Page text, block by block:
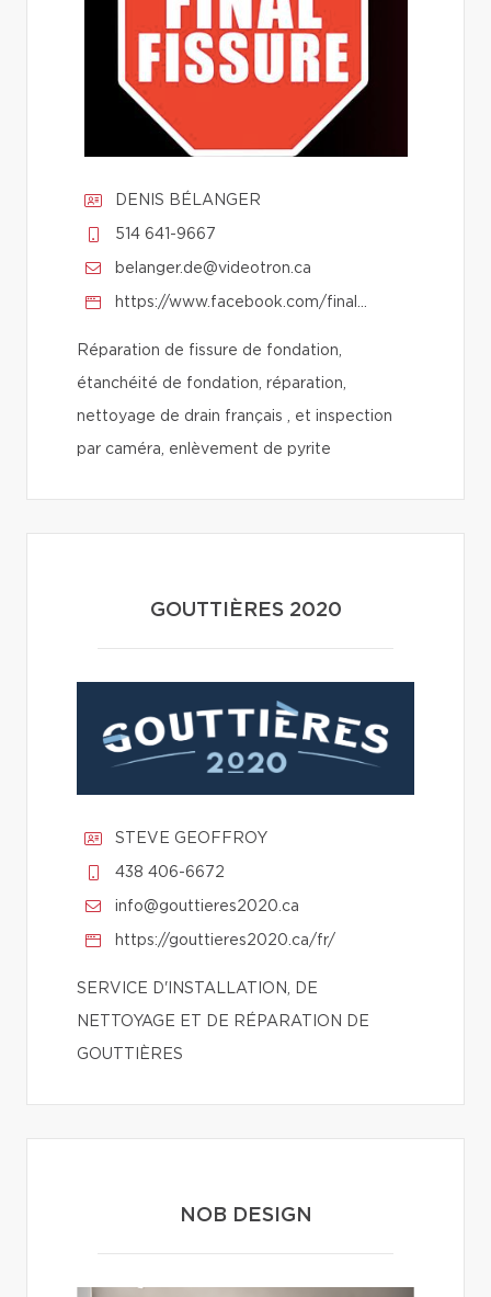
DENIS BÉLANGER
514 641-9667
belanger.de@videotron.ca
https://www.facebook.com/finalfissure/
Réparation de fissure de fondation,
étanchéité de fondation, réparation,
nettoyage de drain français , et inspection
par caméra, enlèvement de pyrite
GOUTTIÈRES 2020
STEVE GEOFFROY
438 406-6672
info@gouttieres2020.ca
https://gouttieres2020.ca/fr/
SERVICE D'INSTALLATION, DE
NETTOYAGE ET DE RÉPARATION DE
GOUTTIÈRES
NOB DESIGN